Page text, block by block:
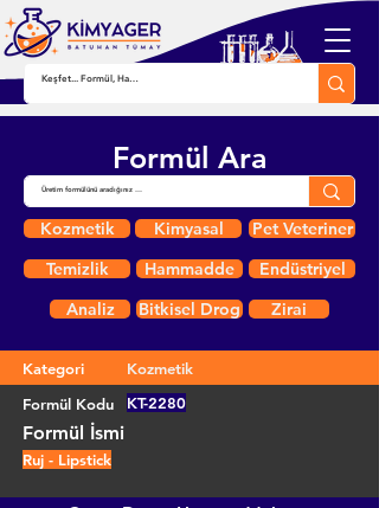
Formül Ara
Kozmetik Kimyasal
Pet Veteriner
Temizlik
Hammadde
Endüstriyel
Analiz
Bitkisel Drog Zirai
Kategori
Kozmetik
Formül Kodu
KT-2280
Formül İsmi
Ruj - Lipstick